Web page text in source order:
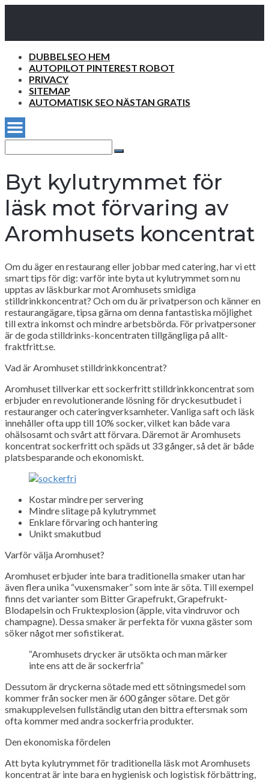
DUBBELSEO HEM
AUTOPILOT PINTEREST ROBOT
PRIVACY
SITEMAP
AUTOMATISK SEO NÄSTAN GRATIS
for:
Search
Byt kylutrymmet för
läsk mot förvaring av
Aromhusets koncentrat
Om du äger en restaurang eller jobbar med catering, har vi ett
smart tips för dig: varför inte byta ut kylutrymmet som nu
upptas av läskburkar mot Aromhusets smidiga
stilldrinkkoncentrat? Och om du är privatperson och känner en
restaurangägare, tipsa gärna om denna fantastiska möjlighet
till extra inkomst och mindre arbetsbörda. För privatpersoner
är de goda stilldrinks-koncentraten tillgängliga på allt-
fraktfritt.se.
Vad är Aromhuset stilldrinkkoncentrat?
Aromhuset tillverkar ett sockerfritt stilldrinkkoncentrat som
erbjuder en revolutionerande lösning för dryckesutbudet i
restauranger och cateringverksamheter. Vanliga saft och läsk
innehåller ofta upp till 10% socker, vilket kan både vara
ohälsosamt och svårt att förvara. Däremot är Aromhusets
koncentrat sockerfritt och späds ut 33 gånger, så det är både
platsbesparande och ekonomiskt.
Kostar mindre per servering
Mindre slitage på kylutrymmet
Enklare förvaring och hantering
Unikt smakutbud
Varför välja Aromhuset?
Aromhuset erbjuder inte bara traditionella smaker utan har
även flera unika “vuxensmaker” som inte är söta. Till exempel
finns det varianter som Bitter Grapefrukt, Grapefrukt-
Blodapelsin och Fruktexplosion (äpple, vita vindruvor och
champagne). Dessa smaker är perfekta för vuxna gäster som
söker något mer sofistikerat.
“Aromhusets drycker är utsökta och man märker
inte ens att de är sockerfria”
Dessutom är dryckerna sötade med ett sötningsmedel som
kommer från socker men är 600 gånger sötare. Det gör
smakupplevelsen fullständig utan den bittra eftersmak som
ofta kommer med andra sockerfria produkter.
Den ekonomiska fördelen
Att byta kylutrymmet för traditionella läsk mot Aromhusets
koncentrat är inte bara en hygienisk och logistisk förbättring,